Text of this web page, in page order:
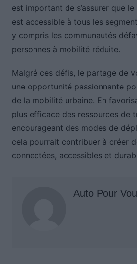
est important de s’assurer que
est accessible à tous les
y compris les communautés
personnes à mobilité réduite.
Malgré ces défis, le partage de
une opportunité passionnante
de la mobilité urbaine. En
plus efficace des ressources de
encourageant des modes de
cela pourrait contribuer à créer
connectées, accessibles et
Auto Pour